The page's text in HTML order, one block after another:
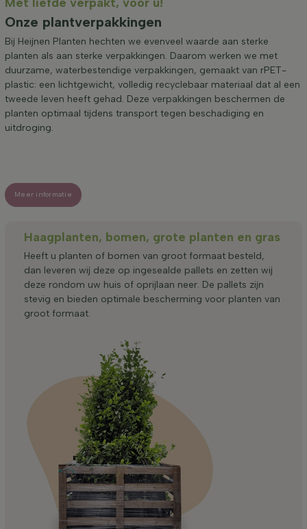
Onze plantverpakkingen
Bij Heijnen Planten hechten we evenveel waarde aan sterke
planten als aan sterke verpakkingen. Daarom werken we met
duurzame, waterbestendige verpakkingen, gemaakt van rPET-
plastic: een lichtgewicht, volledig recyclebaar materiaal dat al een
tweede leven heeft gehad. Deze verpakkingen beschermen de
planten optimaal tijdens transport tegen beschadiging en
uitdroging.
Meer informatie
Haagplanten, bomen, grote planten en gras
Heeft u planten of bomen van groot formaat besteld,
dan leveren wij deze op ingesealde pallets en zetten wij
deze rondom uw huis of oprijlaan neer. De pallets zijn
stevig en bieden optimale bescherming voor planten van
groot formaat.